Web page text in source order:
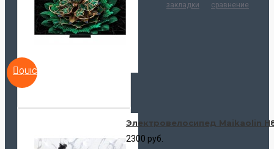
QUICKVIEW
закладки
сравнение
Электровелосипед Maikaolin
2300 руб.